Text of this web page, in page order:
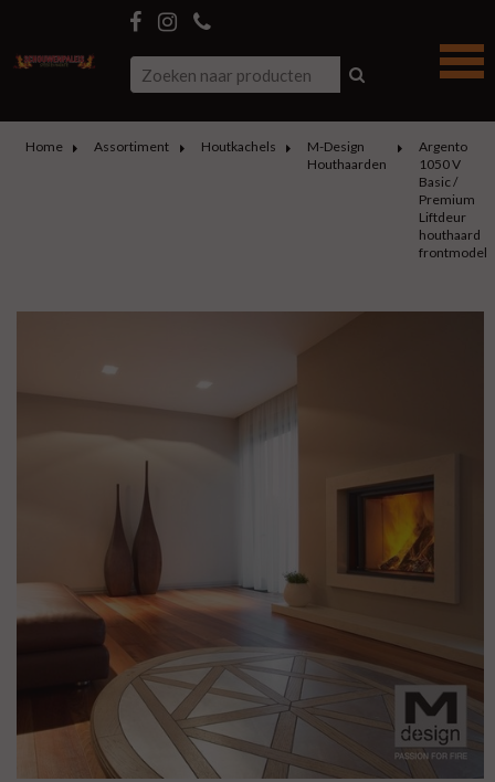
Home Assortiment Houtkachels
M-Design
Houthaarden
Argento
1050 V
Basic /
Premium
Liftdeur
houthaard
frontmodel